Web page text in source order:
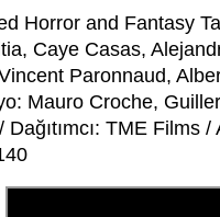
Horror and Fantasy
Caye Casas,
Paronnaud,
Mauro Croche,
TME Films